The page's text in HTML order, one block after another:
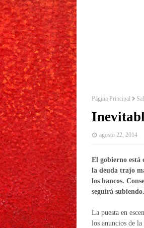
Página Principal
agosto 22, 2014
El gobierno está
la deuda trajo
los bancos.
seguirá subiendo.
La puesta en
los anuncios de